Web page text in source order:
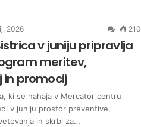
2026 210
v juniju pripravlja
meritev,
promocij
ki se nahaja v Mercator centru
v juniju prostor preventive,
in skrbi za…